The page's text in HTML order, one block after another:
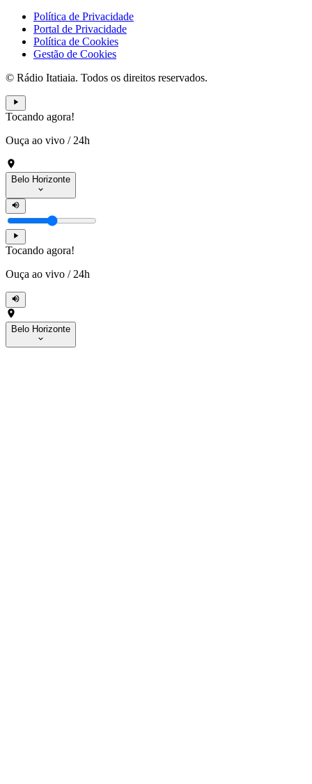
Política de Privacidade
Portal de Privacidade
Política de Cookies
Gestão de Cookies
© Rádio Itatiaia. Todos os direitos reservados.
Tocando agora!
Ouça ao vivo / 24h
Belo Horizonte
Tocando agora!
Ouça ao vivo / 24h
Belo Horizonte